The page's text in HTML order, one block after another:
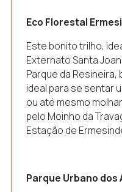
Eco Florestal
Este bonito trilho,
Externato Santa
Parque da Resineira,
ideal para se sentar
ou até mesmo
pelo Moinho da
Estação de
Parque Urbano dos